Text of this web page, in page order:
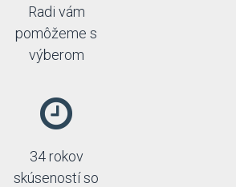
Radi vám
pomôžeme s
výberom
34 rokov
skúseností so